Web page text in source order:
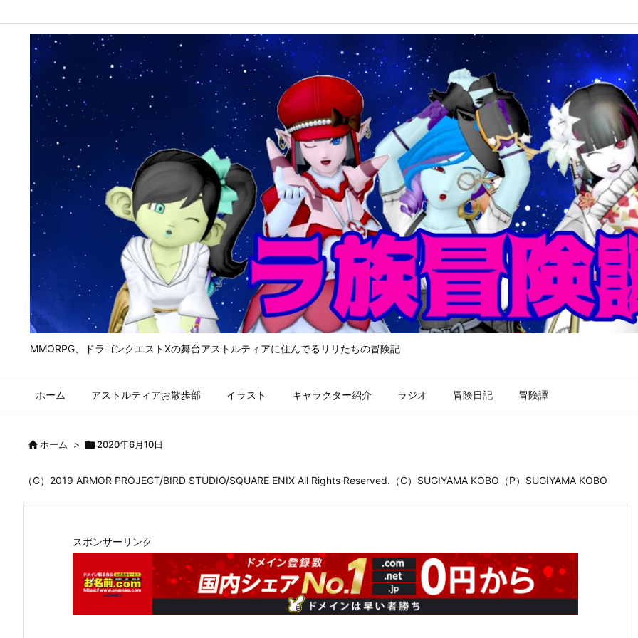
MMORPG、ドラゴンクエストⅩの舞台アストルティアに住んでるリリたちの冒険記
ホーム アストルティアお散歩部 イラスト キャラクター紹介 ラジオ 冒険日記 冒険譚
ホーム > 2020年6月10日
（C）2019 ARMOR PROJECT/BIRD STUDIO/SQUARE ENIX All Rights Reserved.（C）SUGIYAMA KOBO（P）SUGIYAMA KOBO
スポンサーリンク